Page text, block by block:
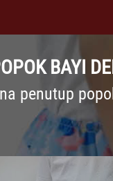
BAYI
penutup